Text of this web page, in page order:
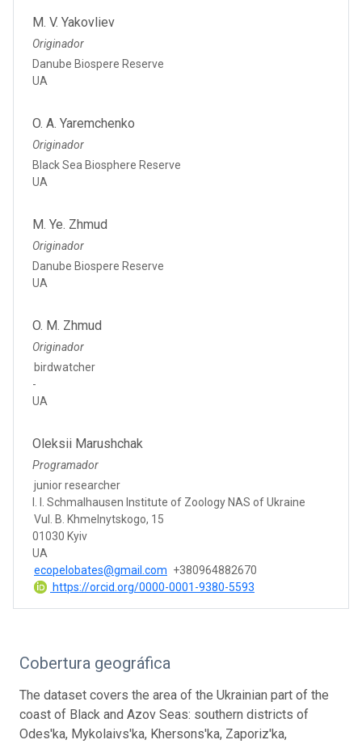
M. V. Yakovliev
Originador
Danube Biospere Reserve
UA
O. A. Yaremchenko
Originador
Black Sea Biosphere Reserve
UA
M. Ye. Zhmud
Originador
Danube Biospere Reserve
UA
O. M. Zhmud
Originador
birdwatcher
-
UA
Oleksii Marushchak
Programador
junior researcher
I. I. Schmalhausen Institute of Zoology NAS of Ukraine
Vul. B. Khmelnytskogo, 15
01030 Kyiv
UA
ecopelobates@gmail.com +380964882670
https://orcid.org/0000-0001-9380-5593
Cobertura geográfica
The dataset covers the area of the Ukrainian part of the
coast of Black and Azov Seas: southern districts of
Odes'ka, Mykolaivs'ka, Khersons'ka, Zaporiz'ka,